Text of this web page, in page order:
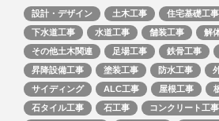
設計・デザイン 土木工事 住宅基礎工事
下水道工事
水道工事 舗装工事
解
その他土木関連
足場工事 鉄骨工事
昇降設備工事
塗装工事 防水工事
サイディング
ALC工事 屋根工事
石タイル工事
石工事 コンクリート工事